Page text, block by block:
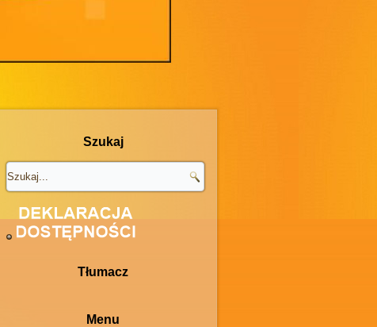
Szukaj
Tłumacz
Menu